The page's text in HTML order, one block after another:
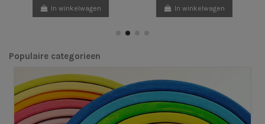
In winkelwagen In winkelwagen
Populaire categorieen